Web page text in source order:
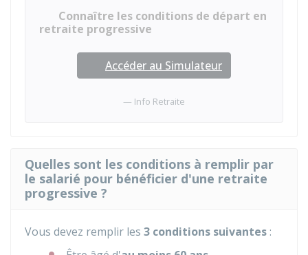
Connaître les conditions de départ en
retraite progressive
Accéder au Simulateur
Info Retraite
Quelles sont les conditions à remplir par
le salarié pour bénéficier d'une retraite
progressive ?
Vous devez remplir les 3 conditions suivantes :